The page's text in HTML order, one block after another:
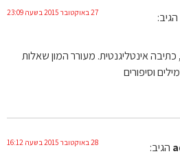
הגיב: 27 באוקטובר 2015 בשעה 23:09
אינטליגנטית. מעורר המון שאלות
וסיפורים
הגיב: 28 באוקטובר 2015 בשעה 16:12